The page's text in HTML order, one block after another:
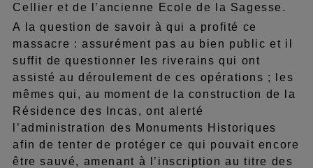
Cellier et de l’ancienne Ecole de la Sagesse.
A la question de savoir à qui a profité ce
massacre : assurément pas au bien public et il
suffit de questionner les riverains qui ont
assisté au déroulement de ces opérations ; les
mêmes qui, au moment de la construction de la
Résidence des Incas, ont alerté
l’administration des Monuments Historiques
afin de tenter de protéger ce qui pouvait encore
être sauvé, amenant à l’inscription au titre des